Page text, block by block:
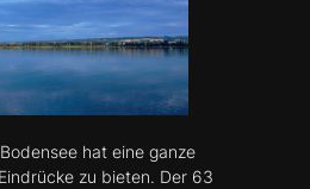
hat eine ganze
zu bieten. Der 63